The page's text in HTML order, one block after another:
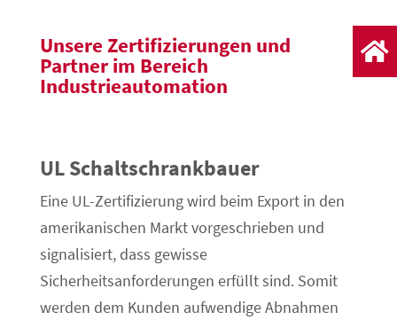

Unsere Zertifizierungen und
Partner im Bereich
Industrieautomation
UL Schaltschrankbauer
Eine UL-Zertifizierung wird beim Export in den
amerikanischen Markt vorgeschrieben und
signalisiert, dass gewisse
Sicherheitsanforderungen erfüllt sind. Somit
werden dem Kunden aufwendige Abnahmen